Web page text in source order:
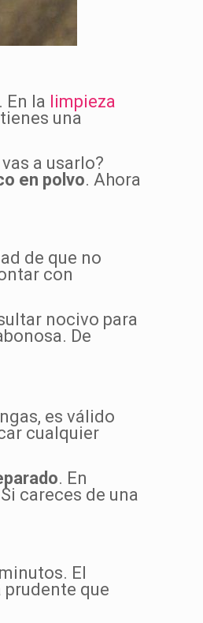
la limpieza
una
a usarlo?
en polvo. Ahora
de que no
con
nocivo para
De
es válido
cualquier
. En
careces de una
El
que